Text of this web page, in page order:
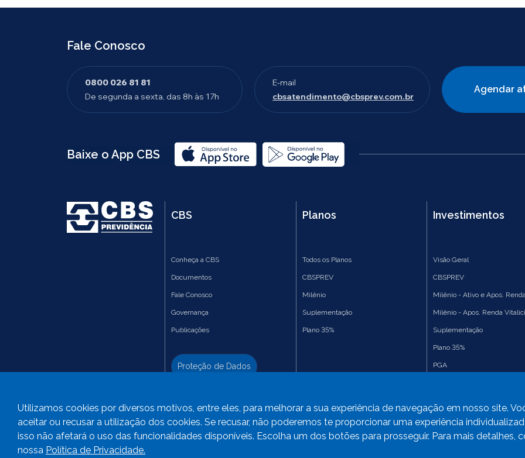
Fale Conosco
0800 026 81 81
De segunda a sexta, das 8h às 17h
E-mail
cbsatendimento@cbsprev.com.br
Agendar
Baixe o App CBS
CBS
Conheça a CBS
Documentos
Fale Conosco
Governança
Publicações
Proteção de Dados
Planos
Todos os Planos
CBSPREV
Milênio
Suplementação
Plano 35%
Investimentos
Visão Geral
CBSPREV
Milênio - Ativo e Apos.
Milênio - Apos. Renda
Suplementação
Plano 35%
PGA
Utilizamos cookies por diversos motivos, entre eles, para melhorar a sua experiência de navegação em nosso site.
aceitar ou recusar a utilização dos cookies. Se recusar, não poderemos te proporcionar uma experiência
isso não afetará o uso das funcionalidades disponíveis. Escolha um dos botões para prosseguir. Para mais detalhes,
nossa Política de Privacidade.